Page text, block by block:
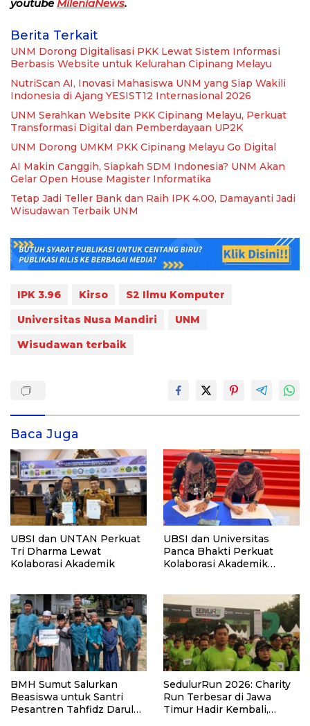
youtubeMileniaNews.
Berita Terkait
UNM Dorong Digitalisasi PKK Lewat Sistem Informasi
Berbasis Website untuk Kelurahan Cipinang Melayu
NutriScan AI, Inovasi Mahasiswa UNM yang Siap Wakili
Indonesia di Ajang YESIST12 Internasional 2026
UNM Serahkan Website PKK Cipinang Melayu, Perkuat
Transformasi Digital dan Pemberdayaan UP2K
UNM Dorong UMKM PKK Cipinang Melayu Go Digital
AI Makin Canggih, Siapkah SDM Indonesia? UNM Akan
Gelar Open House Magister Informatika
Tetap Jadi Teller Bank dan Raih IPK 4.00, Damayanti Jadi
Wisudawan Terbaik UNM
IPK 3.96 Kirso
S2 Ilmu Komputer
Universitas Nusa Mandiri
UNM
Wisudawan terbaik
Baca Juga
UBSI dan UNTAN Perkuat
Tri Dharma Lewat
Kolaborasi Akademik
UBSI dan Universitas
Panca Bhakti Perkuat
Kolaborasi Akademik
BMH Sumut Salurkan
Beasiswa untuk Santri
Pesantren Tahfidz Darul
SedulurRun 2026: Charity
Run Terbesar di Jawa
Timur Hadir Kembali,